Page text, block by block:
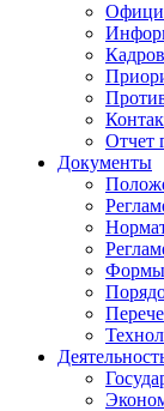
Отчет
Документы
Формы